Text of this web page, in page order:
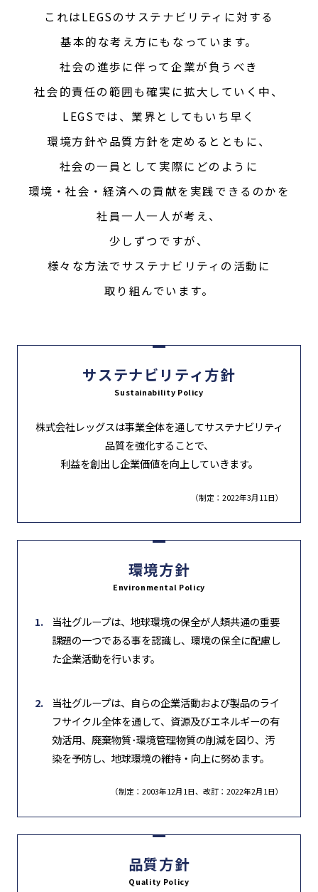
これはLEGSのサステナビリティに対する
基本的な考え方にもなっています。
社会の進歩に伴って企業が負うべき
社会的責任の範囲も確実に拡大していく中、
LEGSでは、業界としてもいち早く
環境方針や品質方針を定めるとともに、
社会の一員として実際にどのように
環境・社会・経済への貢献を実践できるのかを
社員一人一人が考え、
少しずつですが、
様々な方法でサステナビリティの活動に
取り組んでいます。
サステナビリティ方針
Sustainability Policy
株式会社レッグスは事業全体を通してサステナビリティ
品質を強化することで、
利益を創出し企業価値を向上していきます。
（制定：2022年3月11日）
環境方針
Environmental Policy
当社グループは、地球環境の保全が人類共通の重要
課題の一つである事を認識し、環境の保全に配慮し
た企業活動を行います。
当社グループは、自らの企業活動および製品のライ
フサイクル全体を通して、資源及びエネルギーの有
効活用、廃棄物質･環境管理物質の削減を図り、汚
染を予防し、地球環境の維持・向上に努めます。
（制定：2003年12月1日、改訂：2022年2月1日）
品質方針
Quality Policy